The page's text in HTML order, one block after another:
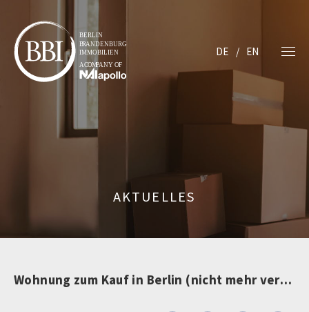
DE EN
AKTUELLES
Wohnung zum Kauf in Berlin (nicht mehr verfügbar)